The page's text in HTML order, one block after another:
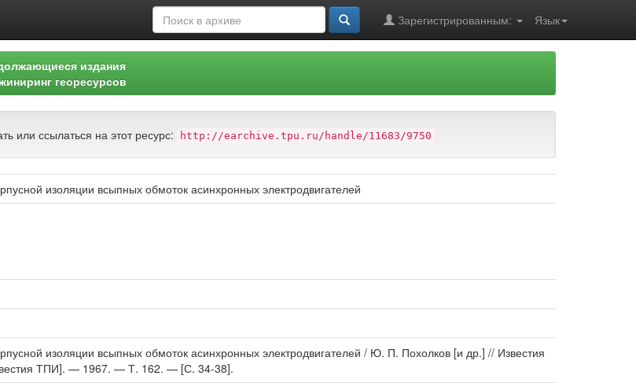
Язык
Зарегистрированным:
издания
георесурсов
или ссылаться на этот ресурс: http://earchive.tpu.ru/handle/11683/9750
изоляции всыпных обмоток асинхронных электродвигателей
изоляции всыпных обмоток асинхронных электродвигателей / Ю. П. Похолков [и др.] // Известия
ТПИ]. — 1967. — Т. 162. — [С. 34-38].